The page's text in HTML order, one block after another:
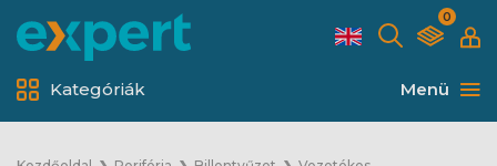
0
Menü
Kategóriák